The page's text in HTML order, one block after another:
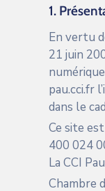
Solutions
1.
En vertu
21 juin
pau.cci.fr
dans le
Ce site
400 024
La CCI
Chambre